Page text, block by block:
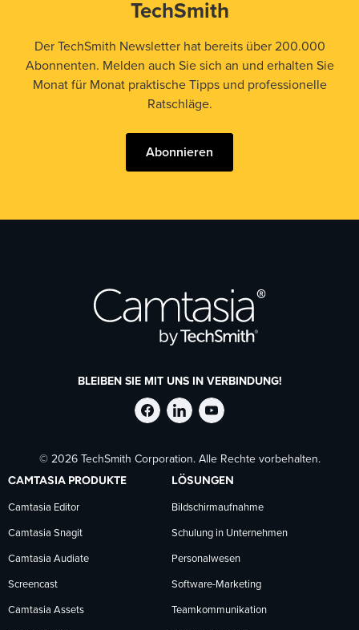
TechSmith
Der TechSmith Newsletter hat bereits über 200.000
Abonnenten. Melden auch Sie sich an und erhalten Sie
Monat für Monat praktische Tipps und professionelle
Ratschläge.
Abonnieren
BLEIBEN SIE MIT UNS IN VERBINDUNG!
TechSmith
auf
Facebook
folgen
TechSmith
auf
LinkedIn
folgen
TechSmith
auf
YouTube
folgen
© 2026 TechSmith Corporation. Alle Rechte vorbehalten.
CAMTASIA PRODUKTE
Camtasia Editor
Camtasia Snagit
Camtasia Audiate
Screencast
Camtasia Assets
LÖSUNGEN
Bildschirmaufnahme
Schulung in Unternehmen
Personalwesen
Software-Marketing
Teamkommunikation